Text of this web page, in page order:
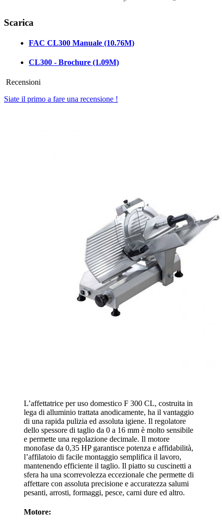
Scarica
FAC CL300 Manuale (10.76M)
CL300 - Brochure (1.09M)
Recensioni
Siate il primo a fare una recensione !
L’affettatrice per uso domestico F 300 CL, costruita in
lega di alluminio trattata anodicamente, ha il vantaggio
di una rapida pulizia ed assoluta igiene. Il regolatore
dello spessore di taglio da 0 a 16 mm è molto sensibile
e permette una regolazione decimale. Il motore
monofase da 0,35 HP garantisce potenza e affidabilità,
l’affilatoio di facile montaggio semplifica il lavoro,
mantenendo efficiente il taglio. Il piatto su cuscinetti a
sfera ha una scorrevolezza eccezionale che permette di
affettare con assoluta precisione e accuratezza salumi
pesanti, arrosti, formaggi, pesce, carni dure ed altro.
Motore: